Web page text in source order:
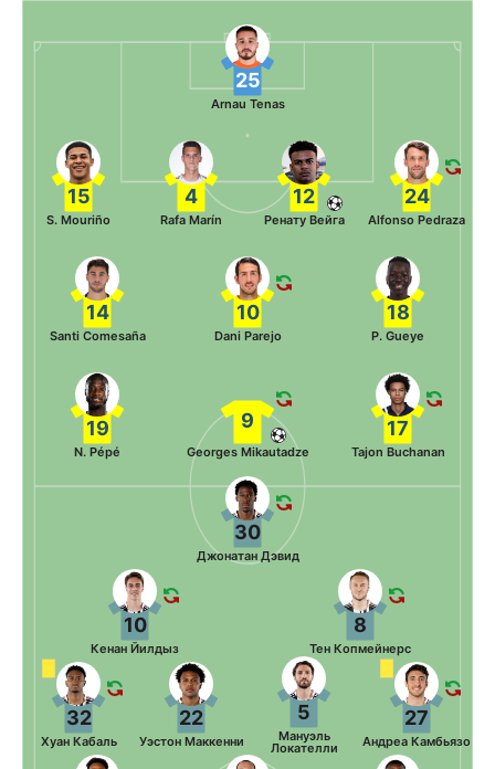
25
Arnau Tenas
24
Alfonso Pedraza
12
Ренату Вейга
4
Rafa Marín
15
S. Mouriño
18
P. Gueye
10
Dani Parejo
14
Santi Comesaña
17
Tajon Buchanan
9
Georges Mikautadze
19
N. Pépé
32
Хуан Кабаль
22
Уэстон Маккенни
5
Мануэль
Локателли
27
Андреа Камбьязо
10
Кенан Йилдыз
8
Тен Копмейнерс
30
Джонатан Дэвид